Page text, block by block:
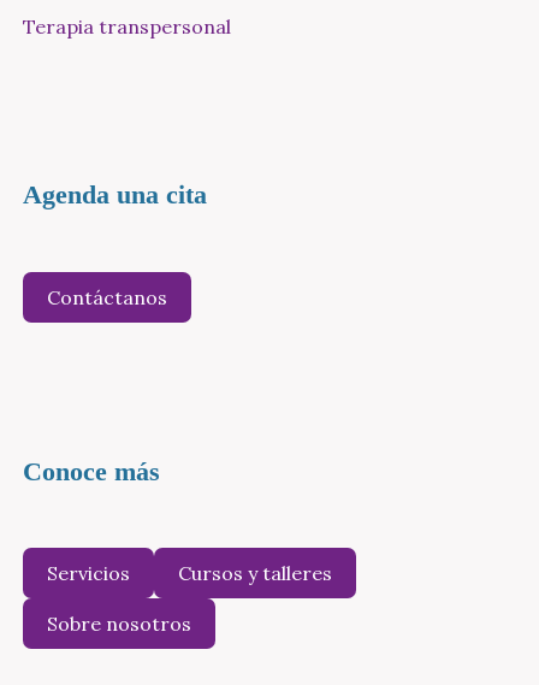
Terapia transpersonal
Agenda una cita
Contáctanos
Conoce más
Servicios Cursos y talleres
Sobre nosotros